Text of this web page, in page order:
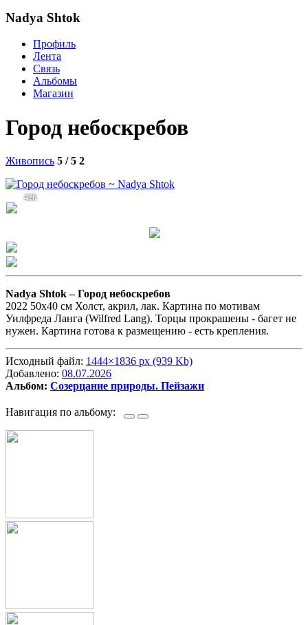
Nadya Shtok
Профиль
Лента
Связь
Альбомы
Магазин
Город небоскребов
Живопись 5 / 5 2
426
Nadya Shtok –Город небоскребов
2022 50х40 см Холст, акрил, лак. Картина по мотивам
Уилфреда Ланга (Wilfred Lang). Торцы прокрашены - багет не
нужен. Картина готова к размещению - есть крепления.
Исходный файл: 1444×1836 px (939 Kb)
Добавлено: 08.07.2026
Альбом: Созерцание природы. Пейзажи
Навигация по альбому: